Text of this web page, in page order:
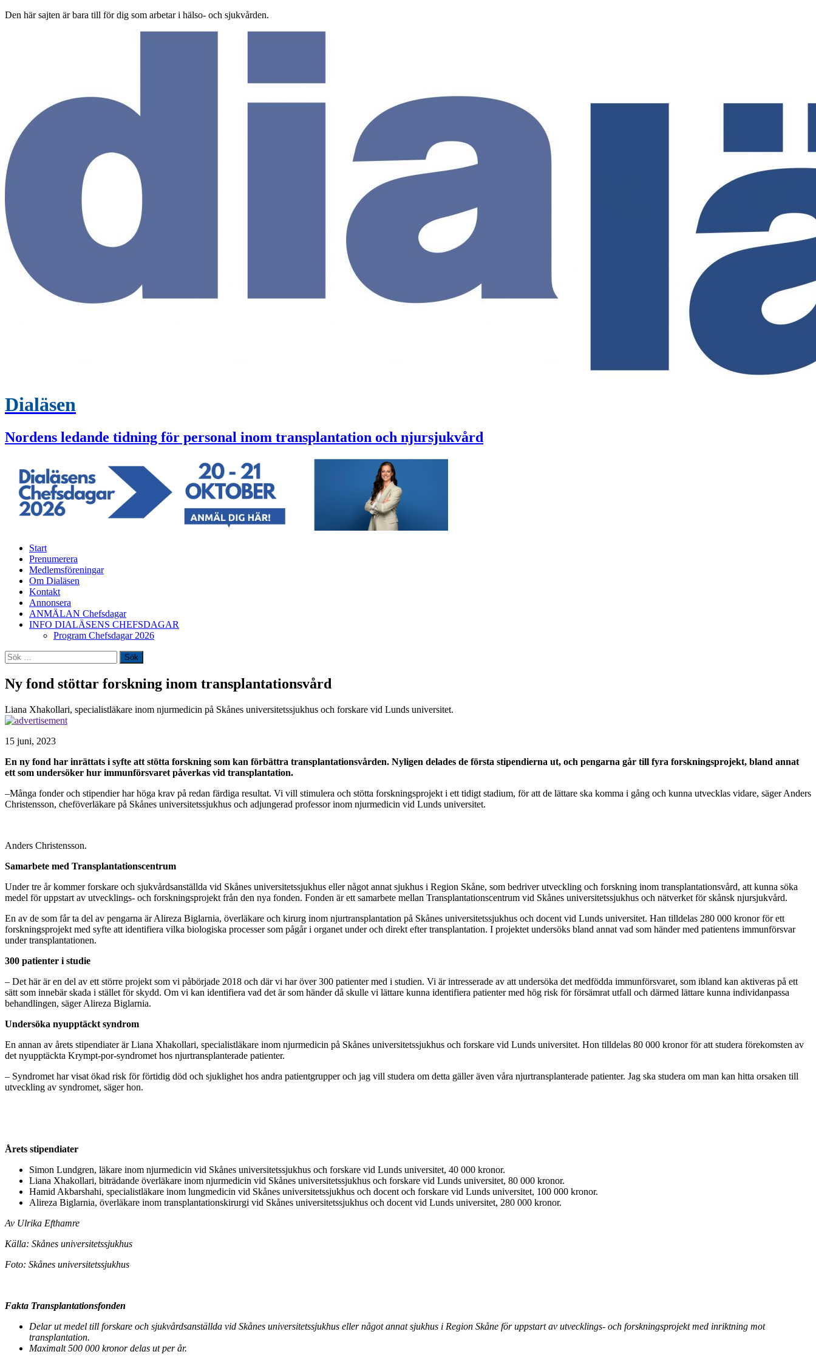
Den här sajten är bara till för dig som arbetar i hälso- och sjukvården.
Dialäsen
Nordens ledande tidning för personal inom transplantation och njursjukvård
Start
Prenumerera
Medlemsföreningar
Om Dialäsen
Kontakt
Annonsera
ANMÄLAN Chefsdagar
INFO DIALÄSENS CHEFSDAGAR
Program Chefsdagar 2026
Sök
efter:
Ny fond stöttar forskning inom transplantationsvård
Liana Xhakollari, specialistläkare inom njurmedicin på Skånes universitetssjukhus och forskare vid Lunds universitet.
15 juni, 2023
En ny fond har inrättats i syfte att stötta forskning som kan förbättra transplantationsvården. Nyligen delades de första stipendierna ut, och pengarna går till fyra forskningsprojekt, bland annat
ett som undersöker hur immunförsvaret påverkas vid transplantation.
–Många fonder och stipendier har höga krav på redan färdiga resultat. Vi vill stimulera och stötta forskningsprojekt i ett tidigt stadium, för att de lättare ska komma i gång och kunna utvecklas vidare, säger Anders
Christensson, cheföverläkare på Skånes universitetssjukhus och adjungerad professor inom njurmedicin vid Lunds universitet.
Anders Christensson.
Samarbete med Transplantationscentrum
Under tre år kommer forskare och sjukvårdsanställda vid Skånes universitetssjukhus eller något annat sjukhus i Region Skåne, som bedriver utveckling och forskning inom transplantationsvård, att kunna söka
medel för uppstart av utvecklings- och forskningsprojekt från den nya fonden. Fonden är ett samarbete mellan Transplantationscentrum vid Skånes universitetssjukhus och nätverket för skånsk njursjukvård.
En av de som får ta del av pengarna är Alireza Biglarnia, överläkare och kirurg inom njurtransplantation på Skånes universitetssjukhus och docent vid Lunds universitet. Han tilldelas 280 000 kronor för ett
forskningsprojekt med syfte att identifiera vilka biologiska processer som pågår i organet under och direkt efter transplantation. I projektet undersöks bland annat vad som händer med patientens immunförsvar
under transplantationen.
300 patienter i studie
– Det här är en del av ett större projekt som vi påbörjade 2018 och där vi har över 300 patienter med i studien. Vi är intresserade av att undersöka det medfödda immunförsvaret, som ibland kan aktiveras på ett
sätt som innebär skada i stället för skydd. Om vi kan identifiera vad det är som händer då skulle vi lättare kunna identifiera patienter med hög risk för försämrat utfall och därmed lättare kunna individanpassa
behandlingen, säger Alireza Biglarnia.
Undersöka nyupptäckt syndrom
En annan av årets stipendiater är Liana Xhakollari, specialistläkare inom njurmedicin på Skånes universitetssjukhus och forskare vid Lunds universitet. Hon tilldelas 80 000 kronor för att studera förekomsten av
det nyupptäckta Krympt-por-syndromet hos njurtransplanterade patienter.
– Syndromet har visat ökad risk för förtidig död och sjuklighet hos andra patientgrupper och jag vill studera om detta gäller även våra njurtransplanterade patienter. Jag ska studera om man kan hitta orsaken till
utveckling av syndromet, säger hon.
Årets stipendiater
Simon Lundgren, läkare inom njurmedicin vid Skånes universitetssjukhus och forskare vid Lunds universitet, 40 000 kronor.
Liana Xhakollari, biträdande överläkare inom njurmedicin vid Skånes universitetssjukhus och forskare vid Lunds universitet, 80 000 kronor.
Hamid Akbarshahi, specialistläkare inom lungmedicin vid Skånes universitetssjukhus och docent och forskare vid Lunds universitet, 100 000 kronor.
Alireza Biglarnia, överläkare inom transplantationskirurgi vid Skånes universitetssjukhus och docent vid Lunds universitet, 280 000 kronor.
Av Ulrika Efthamre
Källa: Skånes universitetssjukhus
Foto: Skånes universitetssjukhus
Fakta Transplantationsfonden
Delar ut medel till forskare och sjukvårdsanställda vid Skånes universitetssjukhus eller något annat sjukhus i Region Skåne för uppstart av utvecklings- och forskningsprojekt med inriktning mot
transplantation.
Maximalt 500 000 kronor delas ut per år.